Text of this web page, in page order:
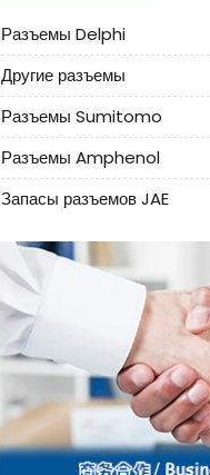
Разъемы Delphi
Другие разъемы
Разъемы Sumitomo
Разъемы Amphenol
Запасы разъемов JAE